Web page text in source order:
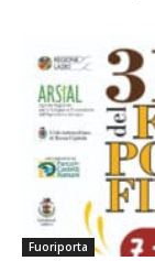
Fuoriporta